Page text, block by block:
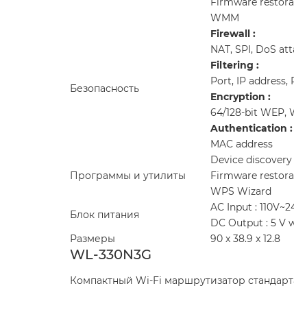
WMM
Безопасность
Firewall :
NAT, SPI, DoS
Filtering :
Port, IP address,
Encryption :
64/128-bit WEP,
Authentication :
MAC address
Программы и утилиты
Device discovery
Firmware
WPS Wizard
Блок питания
AC Input :
DC Output : 5 V
Размеры
90 x 38.9 x 12.8
WL-330N3G
Компактный Wi-Fi маршрутизатор